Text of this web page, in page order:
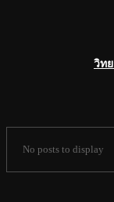
วิท
No posts to display